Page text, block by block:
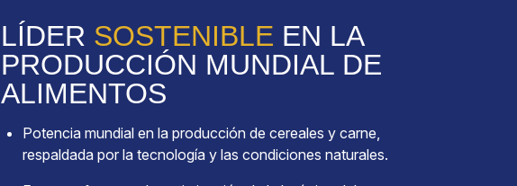
LÍDER SOSTENIBLE EN LA
PRODUCCIÓN MUNDIAL DE
ALIMENTOS
Potencia mundial en la producción de cereales y carne,
respaldada por la tecnología y las condiciones naturales.